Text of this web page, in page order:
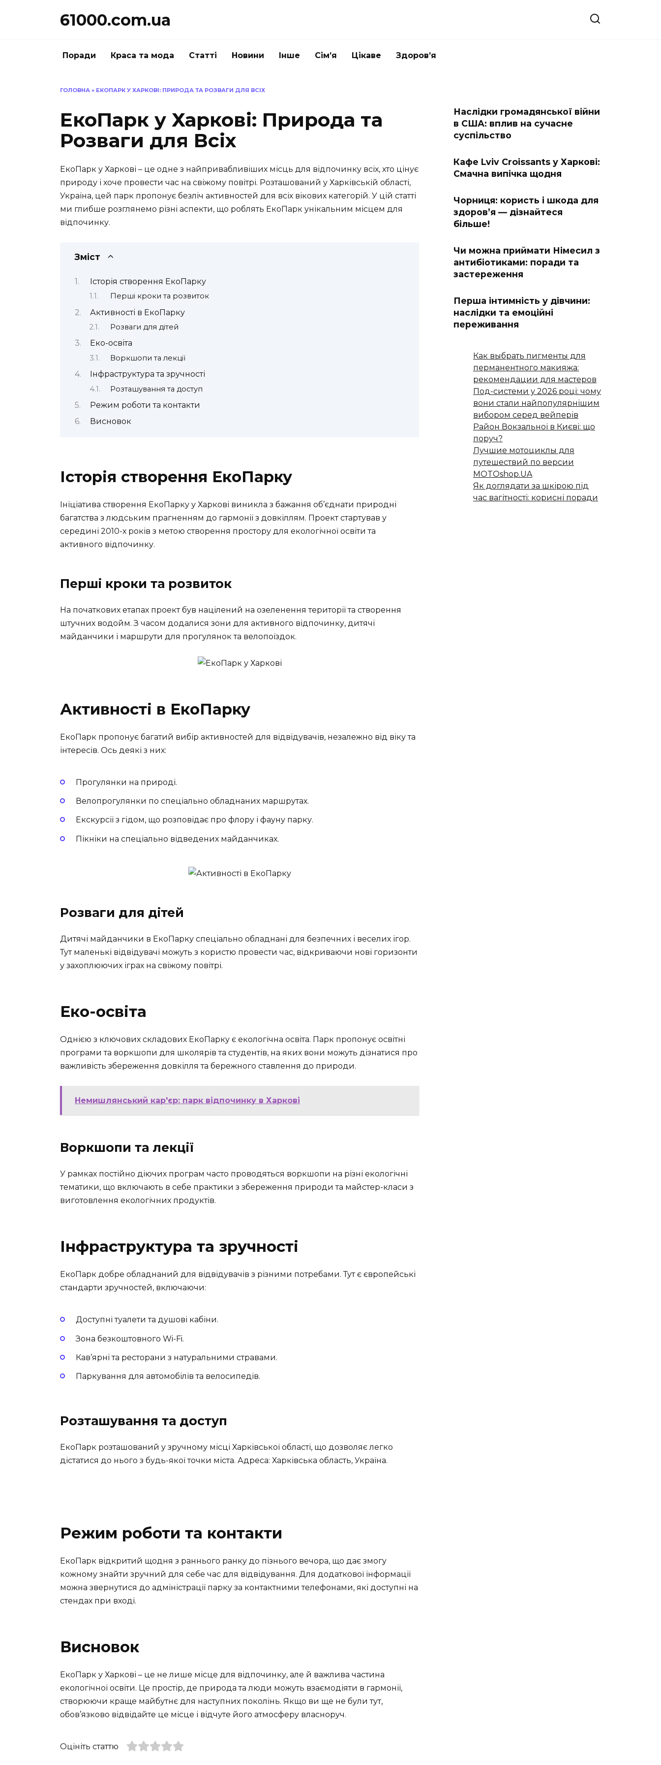
61000.com.ua
Поради Краса та мода Статті Новини Інше Сім’я Цікаве Здоров’я
ГОЛОВНА » ЕКОПАРК У ХАРКОВІ: ПРИРОДА ТА РОЗВАГИ ДЛЯ ВСІХ
ЕкоПарк у Харкові: Природа та
Розваги для Всіх
ЕкоПарк у Харкові – це одне з найпривабливіших місць для відпочинку всіх, хто цінує
природу і хоче провести час на свіжому повітрі. Розташований у Харківській області,
Україна, цей парк пропонує безліч активностей для всіх вікових категорій. У цій статті
ми глибше розглянемо різні аспекти, що роблять ЕкоПарк унікальним місцем для
відпочинку.
Зміст
Історія створення ЕкоПарку
Перші кроки та розвиток
Активності в ЕкоПарку
Розваги для дітей
Еко-освіта
Воркшопи та лекції
Інфраструктура та зручності
Розташування та доступ
Режим роботи та контакти
Висновок
Історія створення ЕкоПарку
Ініціатива створення ЕкоПарку у Харкові виникла з бажання об’єднати природні
багатства з людським прагненням до гармонії з довкіллям. Проект стартував у
середині 2010-х років з метою створення простору для екологічної освіти та
активного відпочинку.
Перші кроки та розвиток
На початкових етапах проект був націлений на озеленення території та створення
штучних водойм. З часом додалися зони для активного відпочинку, дитячі
майданчики і маршрути для прогулянок та велопоїздок.
Активності в ЕкоПарку
ЕкоПарк пропонує багатий вибір активностей для відвідувачів, незалежно від віку та
інтересів. Ось деякі з них:
Прогулянки на природі.
Велопрогулянки по спеціально обладнаних маршрутах.
Екскурсії з гідом, що розповідає про флору і фауну парку.
Пікніки на спеціально відведених майданчиках.
Розваги для дітей
Дитячі майданчики в ЕкоПарку спеціально обладнані для безпечних і веселих ігор.
Тут маленькі відвідувачі можуть з користю провести час, відкриваючи нові горизонти
у захоплюючих іграх на свіжому повітрі.
Еко-освіта
Однією з ключових складових ЕкоПарку є екологічна освіта. Парк пропонує освітні
програми та воркшопи для школярів та студентів, на яких вони можуть дізнатися про
важливість збереження довкілля та бережного ставлення до природи.
Немишлянський кар'єр: парк відпочинку в Харкові
Воркшопи та лекції
У рамках постійно діючих програм часто проводяться воркшопи на різні екологічні
тематики, що включають в себе практики з збереження природи та майстер-класи з
виготовлення екологічних продуктів.
Інфраструктура та зручності
ЕкоПарк добре обладнаний для відвідувачів з різними потребами. Тут є європейські
стандарти зручностей, включаючи:
Доступні туалети та душові кабіни.
Зона безкоштовного Wi-Fi.
Кав’ярні та ресторани з натуральними стравами.
Паркування для автомобілів та велосипедів.
Розташування та доступ
ЕкоПарк розташований у зручному місці Харківської області, що дозволяє легко
дістатися до нього з будь-якої точки міста. Адреса: Харківська область, Україна.
Режим роботи та контакти
ЕкоПарк відкритий щодня з раннього ранку до пізнього вечора, що дає змогу
кожному знайти зручний для себе час для відвідування. Для додаткової інформації
можна звернутися до адміністрації парку за контактними телефонами, які доступні на
стендах при вході.
Висновок
ЕкоПарк у Харкові – це не лише місце для відпочинку, але й важлива частина
екологічної освіти. Це простір, де природа та люди можуть взаємодіяти в гармонії,
створюючи краще майбутнє для наступних поколінь. Якщо ви ще не були тут,
обов’язково відвідайте це місце і відчуте його атмосферу власноруч.
Оцініть статтю
Наслідки громадянської війни
в США: вплив на сучасне
суспільство
Кафе Lviv Croissants у Харкові:
Смачна випічка щодня
Чорниця: користь і шкода для
здоров’я — дізнайтеся
більше!
Чи можна приймати Німесил з
антибіотиками: поради та
застереження
Перша інтимність у дівчини:
наслідки та емоційні
переживання
Как выбрать пигменты для
перманентного макияжа:
рекомендации для мастеров
Под-системи у 2026 році: чому
вони стали найпопулярнішим
вибором серед вейперів
Район Вокзальної в Києві: що
поруч?
Лучшие мотоциклы для
путешествий по версии
MOTOshop.UA
Як доглядати за шкірою під
час вагітності: корисні поради